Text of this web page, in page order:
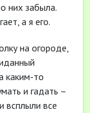
них забыла.
а я его.
на огороде,
каким-то
и гадать –
всплыли все